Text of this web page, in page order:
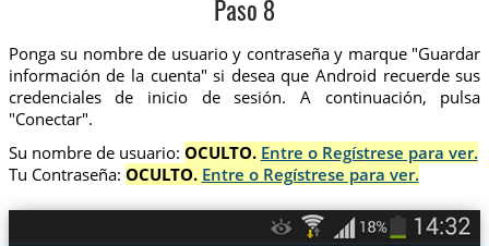
Paso 8
Ponga su nombre de usuario y contraseña y marque "Guardar
información de la cuenta" si desea que Android recuerde sus
credenciales de inicio de sesión. A continuación, pulsa
"Conectar".
Su nombre de usuario: OCULTO. Entre o Regístrese para ver.
Tu Contraseña: OCULTO. Entre o Regístrese para ver.